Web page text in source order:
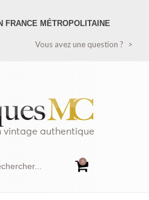
?
FRANCE MÉTROPOLITAINE)
FRANCE MÉTROPOLITAINE
Vous avez une question ?
vintage authentique
0